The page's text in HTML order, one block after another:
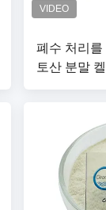
폐수 처리
토산 분말